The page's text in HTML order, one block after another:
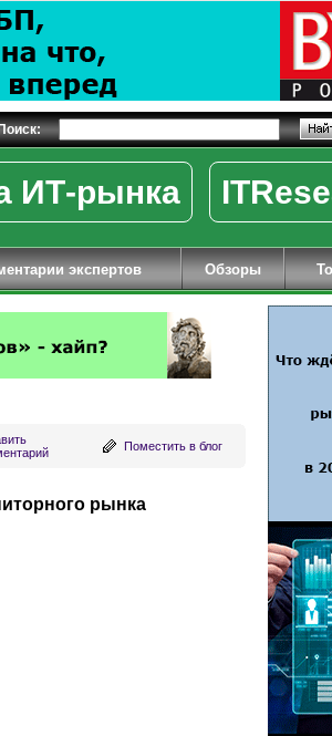
ИТ-рынка
экспертов Обзоры
Поместить в блог
рынка